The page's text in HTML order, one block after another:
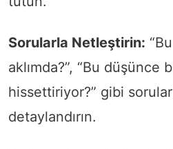
Sorularla Netleştirin:
aklımda?”, “Bu düşünce
hissettiriyor?” gibi
detaylandırın.